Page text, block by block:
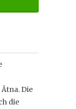
Die
die